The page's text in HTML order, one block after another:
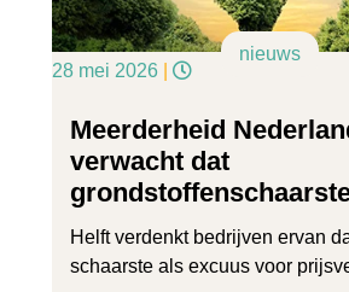
nieuws
28 mei 2026
Meerderheid
verwacht dat
Helft verdenkt bedrijven ervan
schaarste als excuus voor